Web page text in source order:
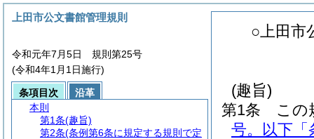
○上田市
(趣旨)
第1条
この
号。以下「
上田市公文書館管理規則
令和元年7月5日 規則第25号
(令和4年1月1日施行)
条項目次
沿革
本則
第1条(趣旨)
第2条(条例第6条に規定する規則で定